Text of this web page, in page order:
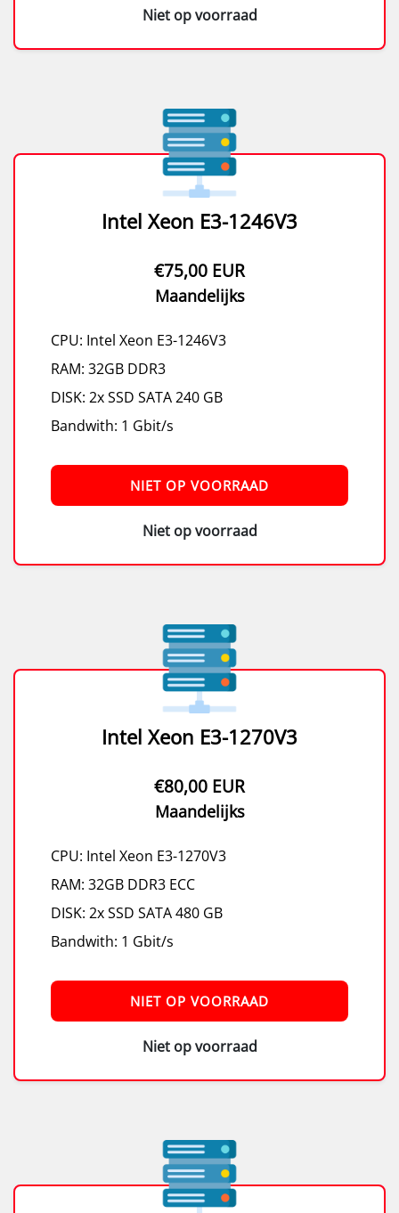
Niet op voorraad
Intel Xeon E3-1246V3
€75,00 EUR
Maandelijks
CPU: Intel Xeon E3-1246V3
RAM: 32GB DDR3
DISK: 2x SSD SATA 240 GB
Bandwith: 1 Gbit/s
NIET OP VOORRAAD
Niet op voorraad
Intel Xeon E3-1270V3
€80,00 EUR
Maandelijks
CPU: Intel Xeon E3-1270V3
RAM: 32GB DDR3 ECC
DISK: 2x SSD SATA 480 GB
Bandwith: 1 Gbit/s
NIET OP VOORRAAD
Niet op voorraad